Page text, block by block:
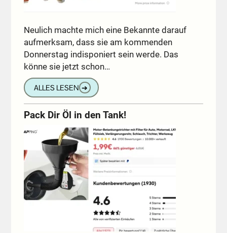
Neulich machte mich eine Bekannte darauf
aufmerksam, dass sie am kommenden
Donnerstag indisponiert sein werde. Das
könne sie jetzt schon…
ALLES LESEN ➔
Pack Dir Öl in den Tank!